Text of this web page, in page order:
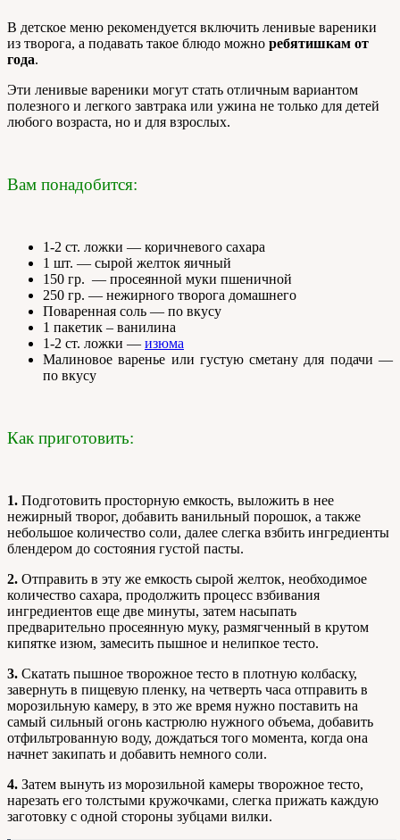
В детское меню рекомендуется включить ленивые вареники
из творога, а подавать такое блюдо можно ребятишкам от
года.
Эти ленивые вареники могут стать отличным вариантом
полезного и легкого завтрака или ужина не только для детей
любого возраста, но и для взрослых.
Вам понадобится:
1-2 ст. ложки — коричневого сахара
1 шт. — сырой желток яичный
150 гр. — просеянной муки пшеничной
250 гр. — нежирного творога домашнего
Поваренная соль — по вкусу
1 пакетик – ванилина
1-2 ст. ложки — изюма
Малиновое варенье или густую сметану для подачи —
по вкусу
Как приготовить:
1. Подготовить просторную емкость, выложить в нее
нежирный творог, добавить ванильный порошок, а также
небольшое количество соли, далее слегка взбить ингредиенты
блендером до состояния густой пасты.
2. Отправить в эту же емкость сырой желток, необходимое
количество сахара, продолжить процесс взбивания
ингредиентов еще две минуты, затем насыпать
предварительно просеянную муку, размягченный в крутом
кипятке изюм, замесить пышное и нелипкое тесто.
3. Скатать пышное творожное тесто в плотную колбаску,
завернуть в пищевую пленку, на четверть часа отправить в
морозильную камеру, в это же время нужно поставить на
самый сильный огонь кастрюлю нужного объема, добавить
отфильтрованную воду, дождаться того момента, когда она
начнет закипать и добавить немного соли.
4. Затем вынуть из морозильной камеры творожное тесто,
нарезать его толстыми кружочками, слегка прижать каждую
заготовку с одной стороны зубцами вилки.